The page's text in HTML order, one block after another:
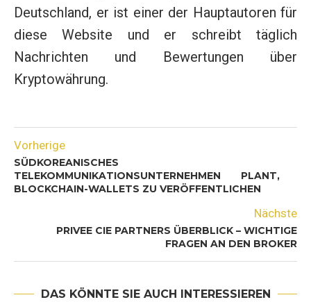
Deutschland, er ist einer der Hauptautoren für
diese Website und er schreibt täglich
Nachrichten und Bewertungen über
Kryptowährung.
Vorherige
SÜDKOREANISCHES
TELEKOMMUNIKATIONSUNTERNEHMEN PLANT,
BLOCKCHAIN-WALLETS ZU VERÖFFENTLICHEN
Nächste
PRIVEE CIE PARTNERS ÜBERBLICK – WICHTIGE
FRAGEN AN DEN BROKER
DAS KÖNNTE SIE AUCH INTERESSIEREN